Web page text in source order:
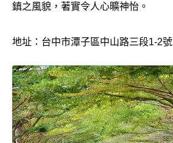
鎮之風貌，著實令人心曠神怡。
地址：台中市潭子區中山路三段1-2號